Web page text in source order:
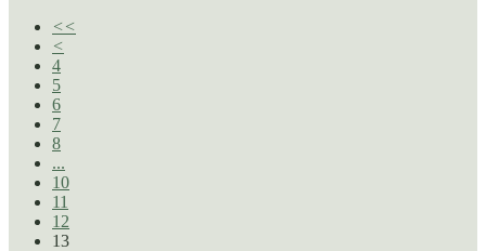
<<
<
4
5
6
7
8
...
10
11
12
13